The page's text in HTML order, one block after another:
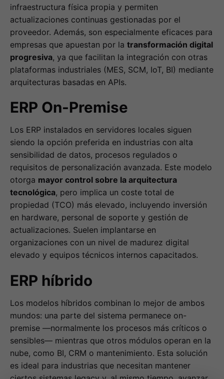
infraestructura física propia y permiten
actualizaciones continuas gestionadas por el
proveedor. Además, son especialmente eficaces para
empresas que apuestan por la transformación digital
progresiva, ya que facilitan la integración con otras
plataformas industriales (MES, SCM, IoT, BI) mediante
arquitecturas basadas en APIs.
ERP On-Premise
Los ERP instalados en servidores locales siguen
siendo la opción preferida en industrias con alta
sensibilidad de datos, procesos regulados o
requisitos de personalización avanzada. Este modelo
otorga mayor control sobre la arquitectura
tecnológica, pero implica un coste total de
propiedad (TCO) más elevado, incluyendo inversión
en hardware, personal de soporte y gestión de
actualizaciones. Suelen implantarse en
organizaciones con un nivel de madurez digital
elevado y equipos técnicos internos capacitados.
ERP híbrido
Los modelos híbridos combinan lo mejor de ambos
mundos: una parte del sistema permanece on-
premise —normalmente los procesos más críticos o
sensibles— mientras que otros módulos operan en la
nube, como BI, CRM o mantenimiento. Esta solución
es ideal para industrias que necesitan mantener